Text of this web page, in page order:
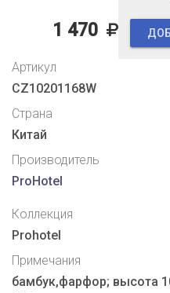
1 470
Артикул
CZ10201168W
Страна
Китай
Производитель
ProHotel
Коллекция
Prohotel
Примечания
бамбук,фарфор; высота